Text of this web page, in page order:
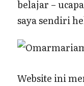
belajar –
saya sendiri
Website ini